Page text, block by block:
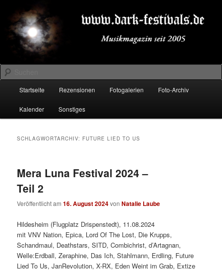
primären
Inhalt
springen
sekundären
Inhalt
springenDARK-FESTIVALS.DE
Suchen
Startseite Rezensionen Fotogalerien Foto-Archiv
Kalender Sonstiges
SCHLAGWORTARCHIV: FUTURE LIED TO US
Mera Luna Festival 2024 –
Teil 2
Veröffentlicht am16. August 2024vonNatalie Laube
Hildesheim (Flugplatz Drispenstedt), 11.08.2024
mit VNV Nation, Epica, Lord Of The Lost, Die Krupps,
Schandmaul, Deathstars, SITD, Combichrist, d’Artagnan,
Welle:Erdball, Zeraphine, Das Ich, Stahlmann, Erdling, Future
Lied To Us, JanRevolution, X-RX, Eden Weint im Grab, Extize